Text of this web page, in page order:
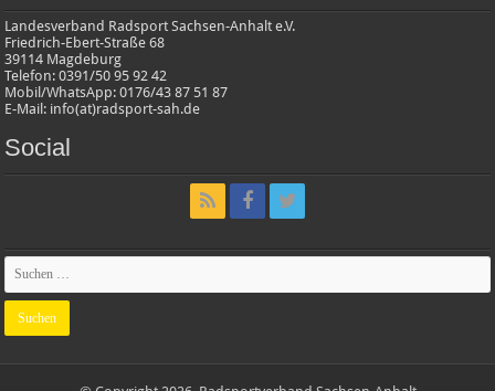
Landesverband Radsport Sachsen-Anhalt e.V.
Friedrich-Ebert-Straße 68
39114 Magdeburg
Telefon: 0391/50 95 92 42
Mobil/WhatsApp: 0176/43 87 51 87
E-Mail: info(at)radsport-sah.de
Social